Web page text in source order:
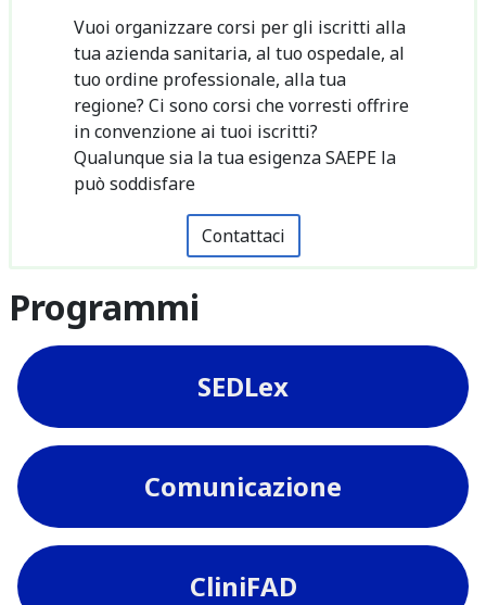
Vuoi organizzare corsi per gli iscritti alla
tua azienda sanitaria, al tuo ospedale, al
tuo ordine professionale, alla tua
regione? Ci sono corsi che vorresti offrire
in convenzione ai tuoi iscritti?
Qualunque sia la tua esigenza SAEPE la
può soddisfare
Contattaci
Programmi
SEDLex
Comunicazione
CliniFAD